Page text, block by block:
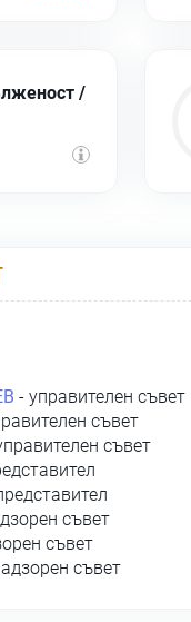
/
- управителен съвет
съвет
съвет
съвет
съвет
съвет